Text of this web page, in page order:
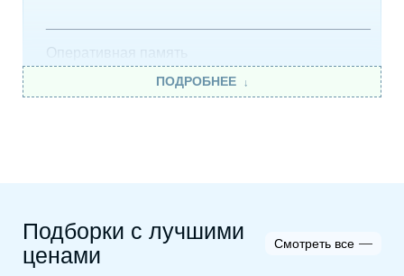
Оперативная память
Объем оперативной памяти: 8 ГБ
Емкость накопителя: 512 ГБ
________________________________________
ПОДРОБНЕЕ
Подборки с лучшими
ценами
Смотреть все